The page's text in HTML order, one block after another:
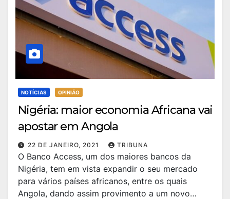
NOTÍCIAS OPINIÃO
Nigéria: maior economia Africana vai
apostar em Angola
22 DE JANEIRO, 2021 TRIBUNA
O Banco Access, um dos maiores bancos da
Nigéria, tem em vista expandir o seu mercado
para vários países africanos, entre os quais
Angola, dando assim provimento a um novo…